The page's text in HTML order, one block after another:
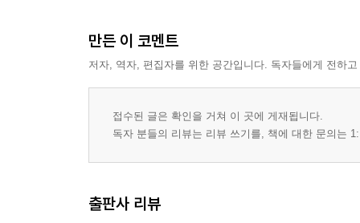
만든 이 코멘트
저자, 역자, 편집자를 위한 공간입니다. 독자들에게 전하
접수된 글은 확인을 거쳐 이 곳에 게재됩니다.
독자 분들의 리뷰는 리뷰 쓰기를, 책에 대한 문의는
출판사 리뷰